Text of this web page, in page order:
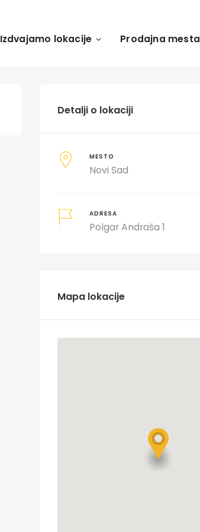
Izdvajamo lokacije Prodajna mesta
Detalji o lokaciji
MESTO
Novi Sad
ADRESA
Polgar Andraša 1
Mapa lokacije